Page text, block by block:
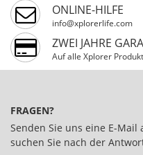
ONLINE-HILFE
info@xplorerlife.com
ZWEI JAHRE
Auf alle Xplorer
FRAGEN?
Senden Sie uns eine E-Mail
suchen Sie nach der